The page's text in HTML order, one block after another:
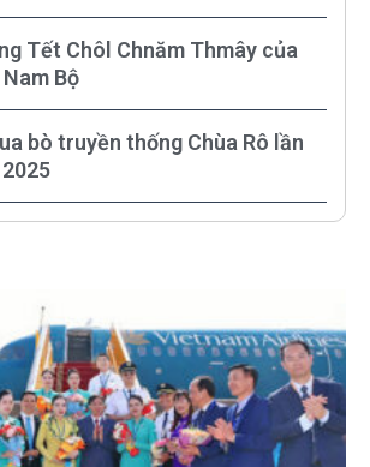
Tết Chôl Chnăm Thmây của
Bộ
bò truyền thống Chùa Rô lần